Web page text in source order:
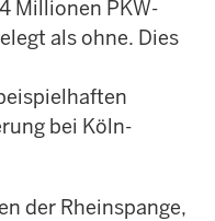
Millionen PKW-
als ohne. Dies
bei Köln-
der Rheinspange,